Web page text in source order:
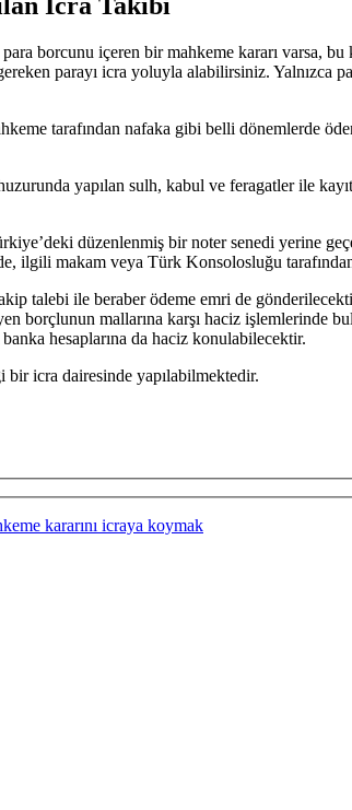
borcunu içeren bir mahkeme kararı varsa, bu
parayı icra yoluyla alabilirsiniz. Yalnızca
tarafından nafaka gibi belli dönemlerde
yapılan sulh, kabul ve feragatler ile
düzenlenmiş bir noter senedi yerine
ilgili makam veya Türk Konsolosluğu
talebi ile beraber ödeme emri de
borçlunun mallarına karşı haciz işlemlerinde
hesaplarına da haciz konulabilecektir.
icra dairesinde yapılabilmektedir.
kararını icraya koymak